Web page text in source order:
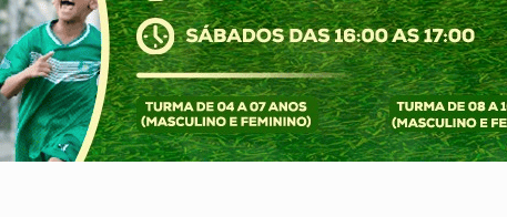
completa 43 anos de emancipação com programação
boato sobre presença de plástico ou petróleo em ovos
de residência e atacam casal de idosos na zona Leste
Forças policiais apreendem cerca de 1kg de ouro em Rondônia